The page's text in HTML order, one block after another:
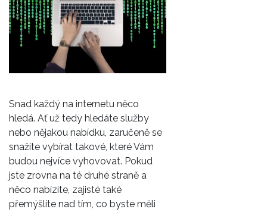
Snad každý na internetu něco
hledá. Ať už tedy hledáte služby
nebo nějakou nabídku, zaručeně se
snažíte vybírat takové, které Vám
budou nejvíce vyhovovat. Pokud
jste zrovna na té druhé straně a
něco nabízíte, zajisté také
přemýšlíte nad tím, co byste měli